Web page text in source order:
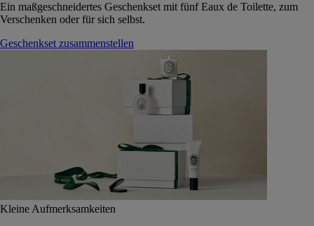
Ein maßgeschneidertes Geschenkset mit fünf Eaux de Toilette, zum
Verschenken oder für sich selbst.
Geschenkset zusammenstellen
Kleine Aufmerksamkeiten